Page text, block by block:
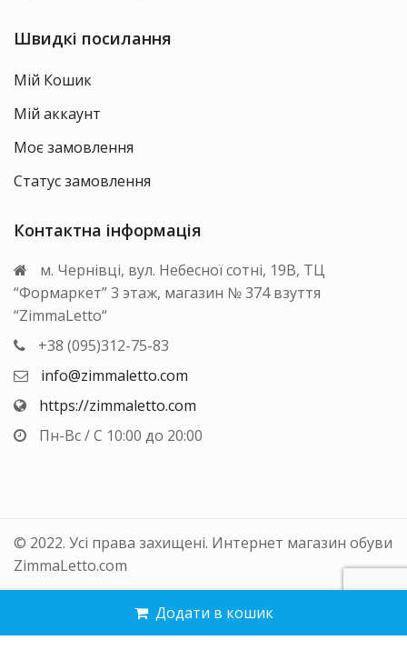
Додати в кошик
Швидкі посилання
Мій Кошик
Мій аккаунт
Моє замовлення
Статус замовлення
Контактна інформація
м. Чернівці, вул. Небесної сотні, 19В, ТЦ
“Формаркет” 3 этаж, магазин № 374 взуття
“ZimmaLetto“
+38 (095)312-75-83
info@zimmaletto.com
https://zimmaletto.com
Пн-Вс / С 10:00 до 20:00
© 2022. Усі права захищені. Интернет магазин обуви
ZimmaLetto.com